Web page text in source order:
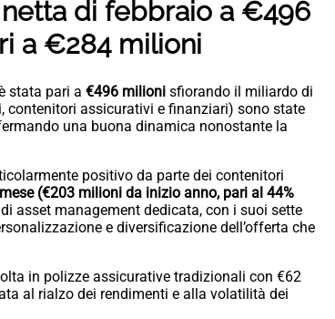
di febbraio a €496
a €284 milioni
stata pari a €496 milioni sfiorando il miliardo di
assicurativi e finanziari) sono state
una buona dinamica nonostante la
positivo da parte dei contenitori
(€203 milioni da inizio anno, pari al 44%
asset management dedicata, con i suoi sette
e diversificazione dell’offerta che
in polizze assicurative tradizionali con €62
al rialzo dei rendimenti e alla volatilità dei